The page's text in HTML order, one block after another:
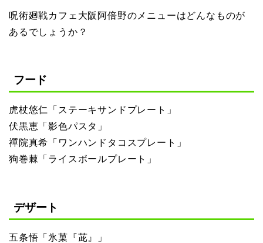
呪術廻戦カフェ大阪阿倍野のメニューはどんなものが
あるでしょうか？
フード
虎杖悠仁「ステーキサンドプレート」
伏黒恵「影色パスタ」
禪院真希「ワンハンドタコスプレート」
狗巻棘「ライスボールプレート」
デザート
五条悟「氷菓『茈』」